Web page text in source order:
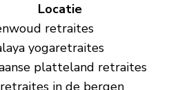
Locatie
retraites
yogaretraites
platteland retraites
in de bergen